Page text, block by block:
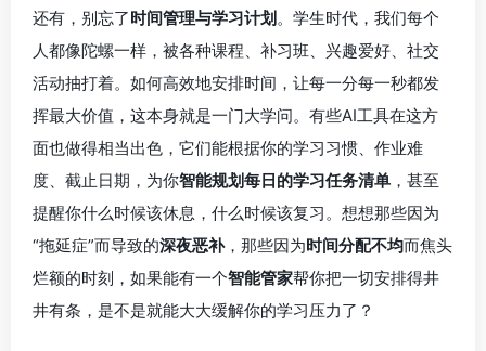
还有，别忘了时间管理与学习计划。学生时代，我们每个
人都像陀螺一样，被各种课程、补习班、兴趣爱好、社交
活动抽打着。如何高效地安排时间，让每一分每一秒都发
挥最大价值，这本身就是一门大学问。有些AI工具在这方
面也做得相当出色，它们能根据你的学习习惯、作业难
度、截止日期，为你智能规划每日的学习任务清单 ，甚至
提醒你什么时候该休息，什么时候该复习。想想那些因为
“拖延症”而导致的深夜恶补，那些因为时间分配不均而焦头
烂额的时刻，如果能有一个智能管家帮你把一切安排得井
井有条，是不是就能大大缓解你的学习压力了？